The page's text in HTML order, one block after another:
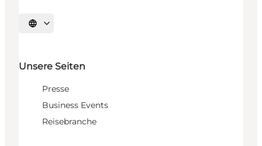
Sprache auswählen
Unsere Seiten
Presse
Business Events
Reisebranche